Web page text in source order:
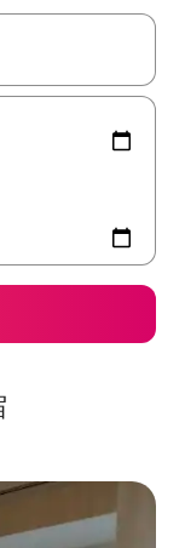
通过点击或滑动手势